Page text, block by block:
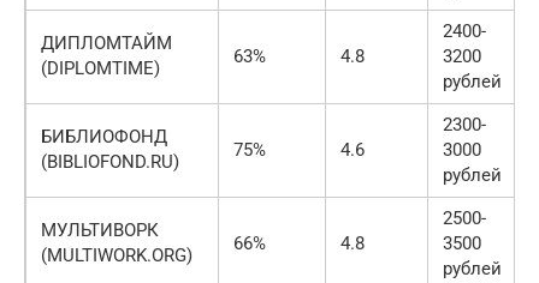
ДИПЛОМТАЙМ
(DIPLOMTIME)
63% 4.8
2400-
3200
рублей
БИБЛИОФОНД
(BIBLIOFOND.RU)
75% 4.6
2300-
3000
рублей
МУЛЬТИВОРК
(MULTIWORK.ORG)
66% 4.8
2500-
3500
рублей